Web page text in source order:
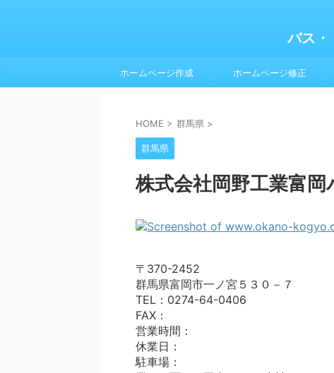
バス・
ホームページ作成 ホームページ修正
HOME > 群馬県 >
群馬県
株式会社岡野工業富
〒370-2452
群馬県富岡市一ノ宮５３０－７
TEL：0274-64-0406
FAX：
営業時間：
休業日：
駐車場：